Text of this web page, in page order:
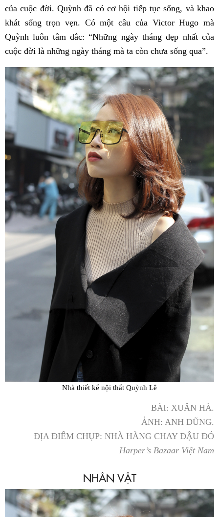
của cuộc đời. Quỳnh đã có cơ hội tiếp tục sống, và khao
khát sống trọn vẹn. Có một câu của Victor Hugo mà
Quỳnh luôn tâm đắc: “Những ngày tháng đẹp nhất của
cuộc đời là những ngày tháng mà ta còn chưa sống qua”.
Nhà thiết kế nội thất Quỳnh Lê
BÀI: XUÂN HÀ.
ẢNH: ANH DŨNG.
ĐỊA ĐIỂM CHỤP: NHÀ HÀNG CHAY ĐẬU ĐỎ
Harper’s Bazaar Việt Nam
NHÂN VẬT